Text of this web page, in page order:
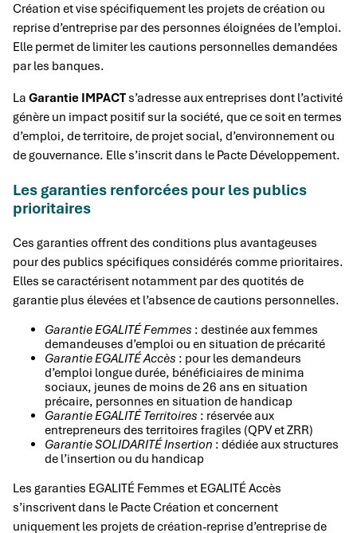
Création et vise spécifiquement les projets de création ou
reprise d’entreprise par des personnes éloignées de l’emploi.
Elle permet de limiter les cautions personnelles demandées
par les banques.
La Garantie IMPACT s’adresse aux entreprises dont l’activité
génère un impact positif sur la société, que ce soit en termes
d’emploi, de territoire, de projet social, d’environnement ou
de gouvernance. Elle s’inscrit dans le Pacte Développement.
Les garanties renforcées pour les publics
prioritaires
Ces garanties offrent des conditions plus avantageuses
pour des publics spécifiques considérés comme prioritaires.
Elles se caractérisent notamment par des quotités de
garantie plus élevées et l’absence de cautions personnelles.
Garantie EGALITÉ Femmes : destinée aux femmes
demandeuses d’emploi ou en situation de précarité
Garantie EGALITÉ Accès : pour les demandeurs
d’emploi longue durée, bénéficiaires de minima
sociaux, jeunes de moins de 26 ans en situation
précaire, personnes en situation de handicap
Garantie EGALITÉ Territoires : réservée aux
entrepreneurs des territoires fragiles (QPV et ZRR)
Garantie SOLIDARITÉ Insertion : dédiée aux structures
de l’insertion ou du handicap
Les garanties EGALITÉ Femmes et EGALITÉ Accès
s’inscrivent dans le Pacte Création et concernent
uniquement les projets de création-reprise d’entreprise de